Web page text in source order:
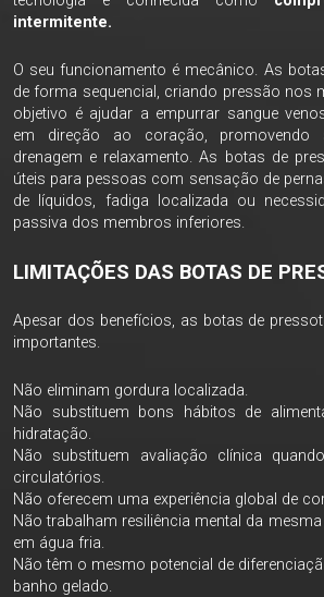
intermitente.
O seu funcionamento é mecânico. As
de forma sequencial, criando pressão nos
objetivo é ajudar a empurrar sangue
em direção ao coração, promovendo
drenagem e relaxamento. As botas de
úteis para pessoas com sensação de
de líquidos, fadiga localizada ou
passiva dos membros inferiores.
LIMITAÇÕES DAS BOTAS DE
Apesar dos benefícios, as botas de
importantes.
Não eliminam gordura localizada.
Não substituem bons hábitos de
hidratação.
Não substituem avaliação clínica
circulatórios.
Não oferecem uma experiência global de
Não trabalham resiliência mental da
em água fria.
Não têm o mesmo potencial de
banho gelado.